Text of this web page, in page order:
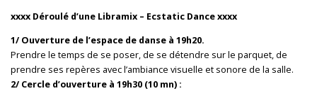
xxxx Déroulé d’une Libramix – Ecstatic Dance xxxx
1/ Ouverture de l’espace de danse à 19h20.
Prendre le temps de se poser, de se détendre sur le parquet, de
prendre ses repères avec l’ambiance visuelle et sonore de la salle.
2/ Cercle d’ouverture à 19h30 (10 mn) :